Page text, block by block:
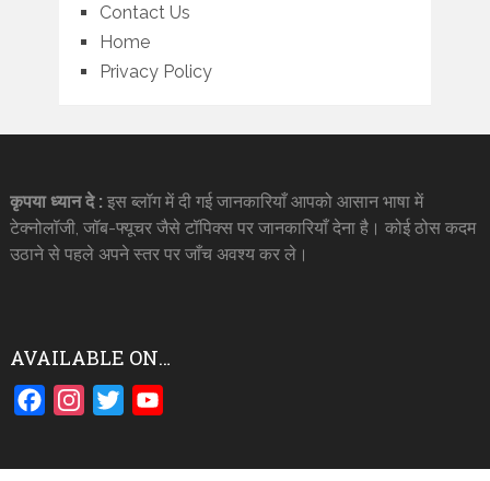
Contact Us
Home
Privacy Policy
कृपया ध्यान दे : इस ब्लॉग में दी गई जानकारियाँ आपको आसान भाषा में
टेक्नोलॉजी, जॉब-फ्यूचर जैसे टॉपिक्स पर जानकारियाँ देना है। कोई ठोस कदम
उठाने से पहले अपने स्तर पर जाँच अवश्य कर ले।
AVAILABLE ON…
FacebookInstagram
Twitter